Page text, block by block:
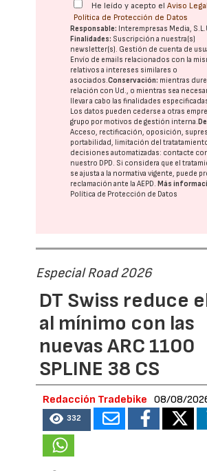
He leído y acepto elAviso Legal
Política de Protección de Datos
Responsable: Interempresas Media,
Finalidades: Suscripción a nuestra(s)
newsletter(s). Gestión de cuenta de
Envío de emails relacionados con la
relativos a intereses similares o
asociados.Conservación: mientras dure
relación con Ud., o mientras sea
llevar a cabo las finalidades
Los datos pueden cederse a otras
grupo por motivos de gestión interna.
Acceso, rectificación, oposición,
portabilidad, limitación del
decisiones automatizadas: contacte
nuestro DPD. Si considera que el
se ajusta a la normativa vigente, puede
reclamación ante laAEPD. Más
Política de Protección de Datos
Especial Road 2026
DT Swiss reduce
al mínimo con las
nuevas ARC 1100
SPLINE 38 CS
Redacción Tradebike 08/08/
332